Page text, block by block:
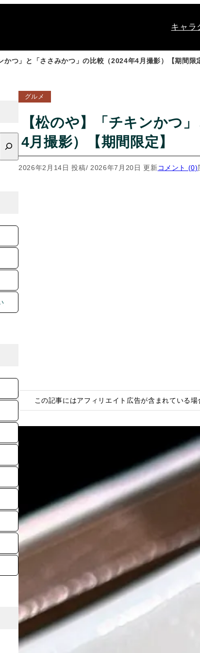
キャラ
かつ」と「ささみかつ」の比較（2024年4月撮影）【期間限
グルメ
【松のや】「チキンかつ
4月撮影）【期間限定】
2026年2月14日 投稿/ 2026年7月20日 更新コメント (0)
この記事にはアフィリエイト広告が含まれている場